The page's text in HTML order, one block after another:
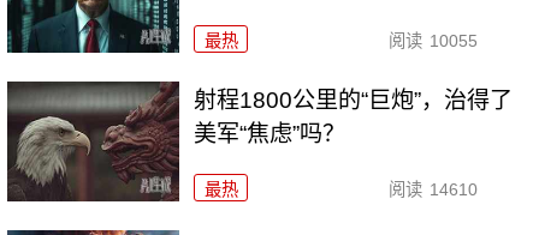
最热 阅读 10055
射程1800公里的“巨炮”，治得了
美军“焦虑”吗？
最热 阅读 14610